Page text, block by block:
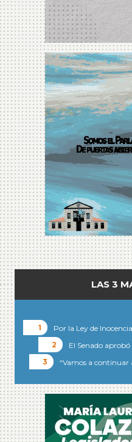
LAS 3
Por la Ley de
El Senado
“Vamos a